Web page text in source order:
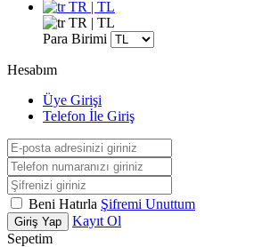
TR | TL
TR | TL
Para Birimi
Hesabım
Üye Girişi
Telefon İle Giriş
Beni Hatırla Şifremi Unuttum
Giriş Yap
Kayıt Ol
Sepetim